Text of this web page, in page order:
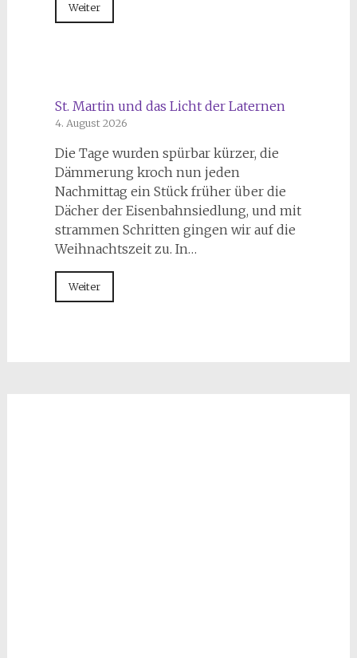
Weiter
St. Martin und das Licht der Laternen
4. August 2026
Die Tage wurden spürbar kürzer, die
Dämmerung kroch nun jeden
Nachmittag ein Stück früher über die
Dächer der Eisenbahnsiedlung, und mit
strammen Schritten gingen wir auf die
Weihnachtszeit zu. In…
Weiter